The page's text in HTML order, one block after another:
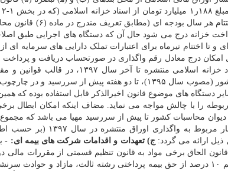
به ذکر است که تا
ای و تا اختتام تیرماه برای اعتبارات تملک دارایی های سرمایه
امکان درج معادل رقم واگذاری در صورتحساب دریافت و پرداخت
چارچوب بودجه تفصیلی توسط دانشگاه ها و مؤسسه های
دستگاه های موضوع قانون اخیرالذکر قابل استفاده بوده که
را با چالش مواجه می نماید. مضاف اینکه امکان ابطال
دیوان محاسبات کشور تا پیش از سررسید مهیا می باشد که مجموع
این اساس آخرین آمار
ج) تعهدات و اقدامات شرکت های بیمه ای: -
خصوص واریز مستقیم ۱۰ درصد از حق بیمه پرداختی رشته ثالث،